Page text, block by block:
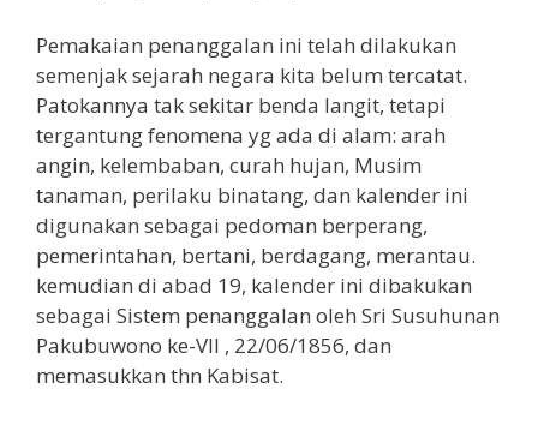
Pemakaian penanggalan ini telah dilakukan
semenjak sejarah negara kita belum tercatat.
Patokannya tak sekitar benda langit, tetapi
tergantung fenomena yg ada di alam: arah
angin, kelembaban, curah hujan, Musim
tanaman, perilaku binatang, dan kalender ini
digunakan sebagai pedoman berperang,
pemerintahan, bertani, berdagang, merantau.
kemudian di abad 19, kalender ini dibakukan
sebagai Sistem penanggalan oleh Sri Susuhunan
Pakubuwono ke-VII , 22/06/1856, dan
memasukkan thn Kabisat.